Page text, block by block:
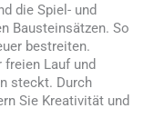
die Spiel- und
Bausteinsätzen. So
bestreiten.
freien Lauf und
steckt. Durch
Sie Kreativität und